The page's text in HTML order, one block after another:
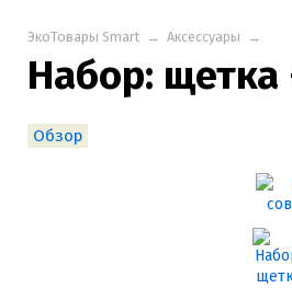
ЭкоТовары Smart → Аксессуары →
Набор: щетка
Обзор